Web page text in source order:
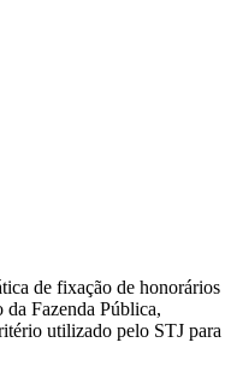
de fixação de honorários
da Fazenda Pública,
utilizado pelo STJ para